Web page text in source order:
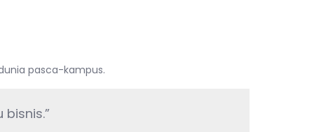
pasca-kampus.